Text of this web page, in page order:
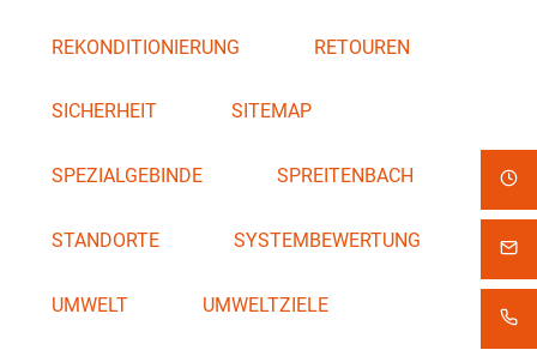
REKONDITIONIERUNG RETOUREN
SICHERHEIT SITEMAP
SPEZIALGEBINDE SPREITENBACH
STANDORTE SYSTEMBEWERTUNG
UMWELT UMWELTZIELE